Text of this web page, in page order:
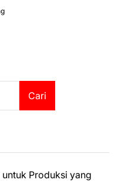
Cari
Produksi yang